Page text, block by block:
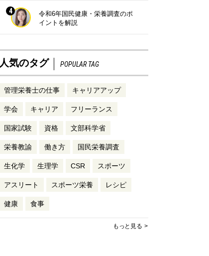
4
令和6年国民健康・栄養調査のポ
イントを解説
人気のタグ POPULAR TAG
管理栄養士の仕事 キャリアアップ
学会 キャリア フリーランス
国家試験 資格 文部科学省
栄養教諭 働き方 国民栄養調査
生化学 生理学 CSR スポーツ
アスリート スポーツ栄養 レシピ
健康 食事
もっと見る